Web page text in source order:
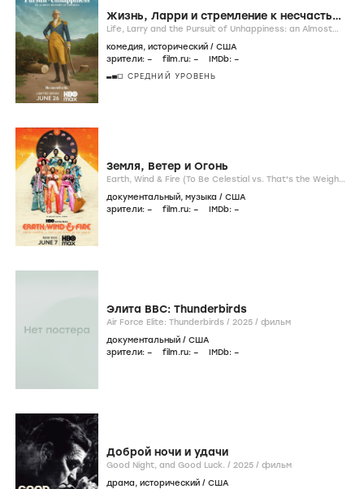
Жизнь, Ларри и стремление к несчастью:
Почти история Америки
Life, Larry and the Pursuit of Unhappiness: an Almost
комедия, исторический / США
зрители: – film.ru: – IMDb: –
СРЕДНИЙ УРОВЕНЬ
Земля, Ветер и Огонь
Earth, Wind & Fire (To Be Celestial vs. That's the Weight
документальный, музыка / США
зрители: – film.ru: – IMDb: –
Элита ВВС: Thunderbirds
Air Force Elite: Thunderbirds / 2025 / фильм
документальный / США
зрители: – film.ru: – IMDb: –
Доброй ночи и удачи
Good Night, and Good Luck. / 2025 / фильм
драма, исторический / США